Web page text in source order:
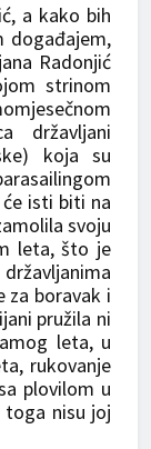
a kako bih
događajem,
Radonjić
strinom
državljani
koja su
isti biti na
svoju
leta, što je
za boravak i
pružila ni
leta, u
rukovanje
plovilom u
toga nisu joj